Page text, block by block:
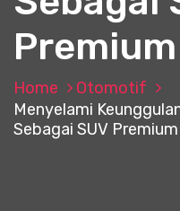
Home
Otomotif
Menyelami
Sebagai SUV